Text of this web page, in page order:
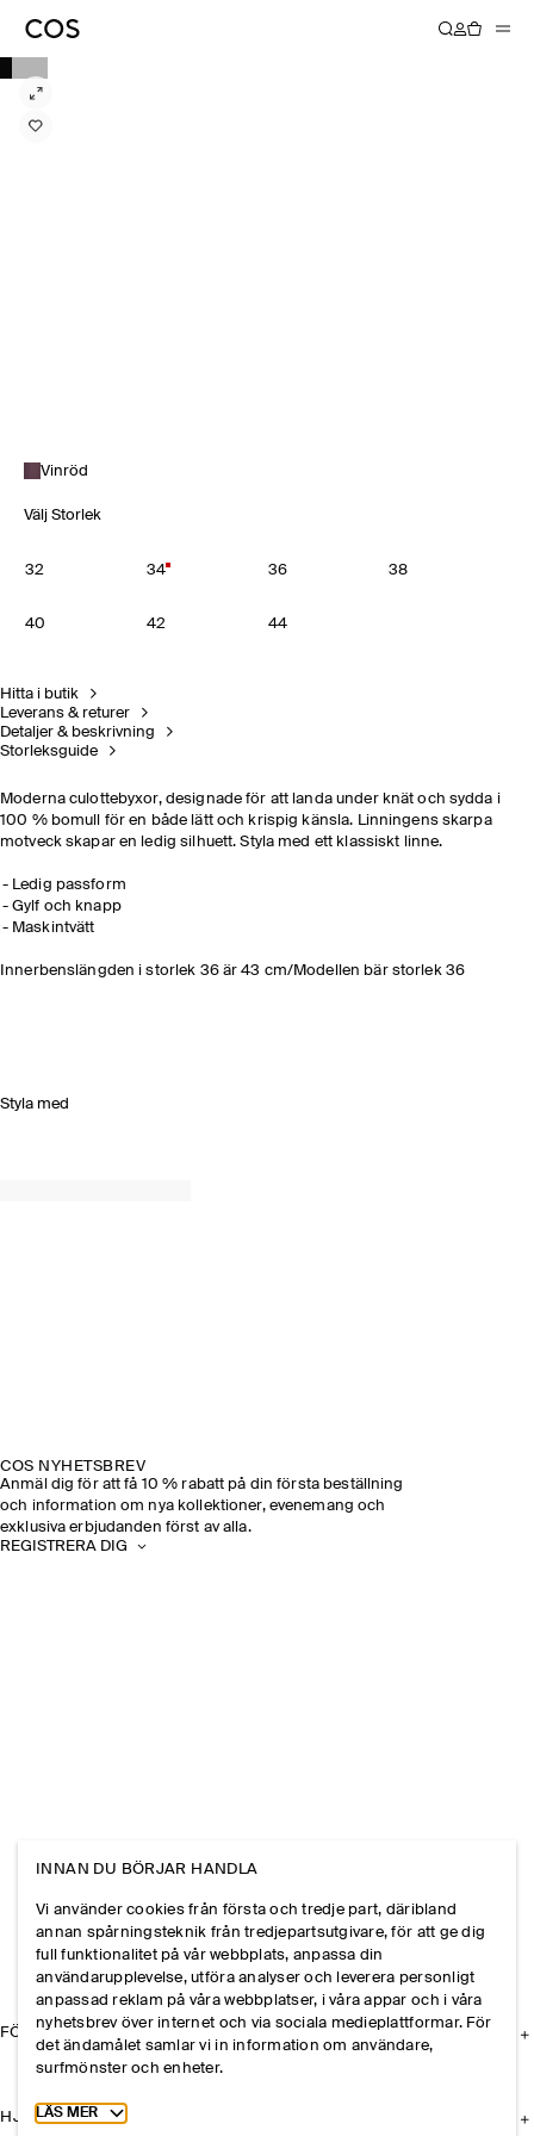
Vinröd
Välj Storlek
32 34 36 38
40 42 44
Hitta i butik
Leverans & returer
Detaljer & beskrivning
Storleksguide
Moderna culottebyxor, designade för att landa under knät och sydda i
100 % bomull för en både lätt och krispig känsla. Linningens skarpa
motveck skapar en ledig silhuett. Styla med ett klassiskt linne.
Ledig passform
Gylf och knapp
Maskintvätt
Innerbenslängden i storlek 36 är 43 cm/Modellen bär storlek 36
Styla med
COS NYHETSBREV
Anmäl dig för att få 10 % rabatt på din första beställning
och information om nya kollektioner, evenemang och
exklusiva erbjudanden först av alla.
REGISTRERA DIG
FÖRETAGET
HJÄLP
INNAN DU BÖRJAR HANDLA
Vi använder cookies från första och tredje part, däribland
annan spårningsteknik från tredjepartsutgivare, för att ge dig
full funktionalitet på vår webbplats, anpassa din
användarupplevelse, utföra analyser och leverera personligt
anpassad reklam på våra webbplatser, i våra appar och i våra
nyhetsbrev över internet och via sociala medieplattformar. För
det ändamålet samlar vi in information om användare,
surfmönster och enheter.
Toggle more cookie information
LÄS MER